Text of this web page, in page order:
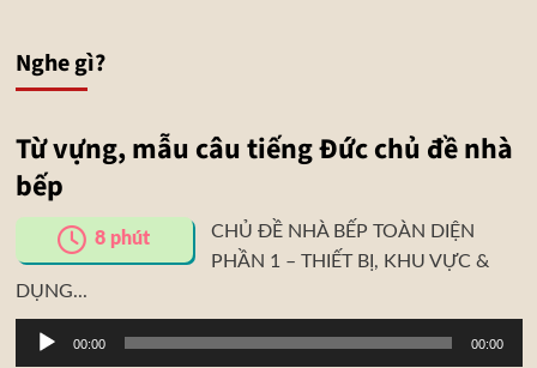
Nghe gì?
Từ vựng, mẫu câu tiếng Đức chủ đề nhà
bếp
8 phút
CHỦ ĐỀ NHÀ BẾP TOÀN DIỆN
PHẦN 1 – THIẾT BỊ, KHU VỰC &
DỤNG...
Trình
00:00 00:00